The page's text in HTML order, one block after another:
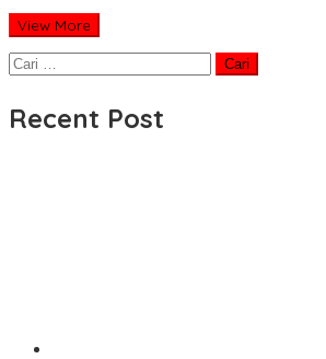
View More
Cari
untuk:
Recent Post